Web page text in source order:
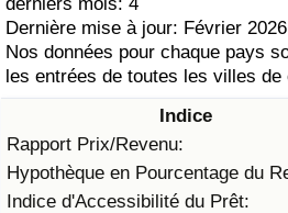
Dernière mise à jour: Février 2026
Nos données pour chaque pays
les entrées de toutes les villes de
Indice
Rapport Prix/Revenu:
Hypothèque en Pourcentage du
Indice d'Accessibilité du Prêt:
Indice de pollution
Indice de Pollution par Pays
Indice de Trafic